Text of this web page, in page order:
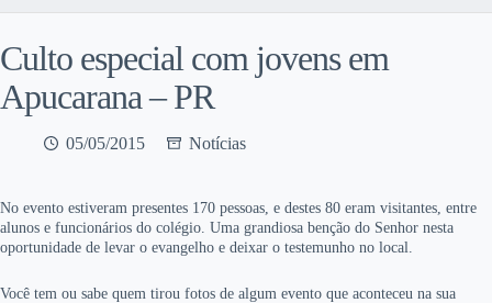
Culto especial com jovens em
Apucarana – PR
05/05/2015 Notícias
No evento estiveram presentes 170 pessoas, e destes 80 eram visitantes, entre
alunos e funcionários do colégio. Uma grandiosa benção do Senhor nesta
oportunidade de levar o evangelho e deixar o testemunho no local.
Você tem ou sabe quem tirou fotos de algum evento que aconteceu na sua